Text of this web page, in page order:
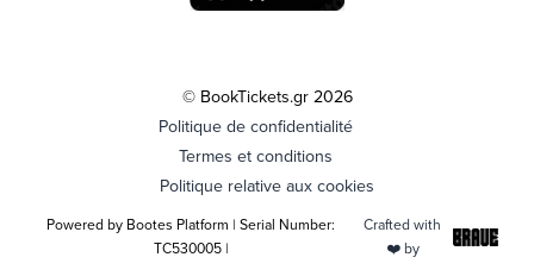
© BookTickets.gr 2026
Politique de confidentialité
Termes et conditions
Politique relative aux cookies
Powered by Bootes Platform | Serial Number:
TC530005 |
Crafted with
❤️ by